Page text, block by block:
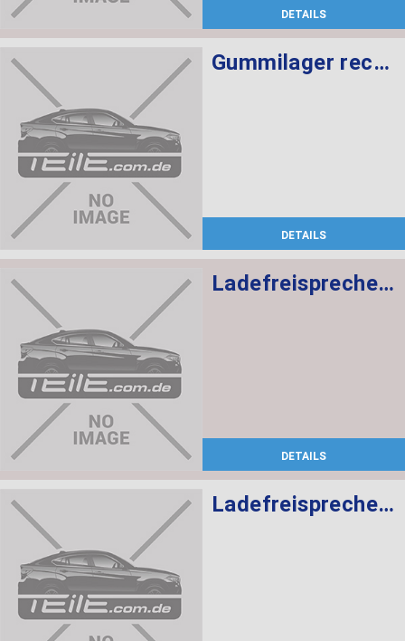
DETAILS
Gummilager rechts
DETAILS
Ladefreisprechelektronik High BASIS SVS MULF2
DETAILS
Ladefreisprechelektronik High BASIS SVS MULF2